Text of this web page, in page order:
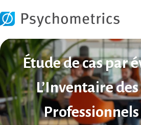
Étude de cas par
L’Inventaire